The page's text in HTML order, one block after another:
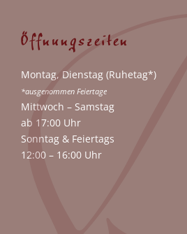
Öffnungszeiten
Montag, Dienstag (Ruhetag*)
*ausgenommen Feiertage
Mittwoch – Samstag
ab 17:00 Uhr
Sonntag & Feiertags
12:00 – 16:00 Uhr